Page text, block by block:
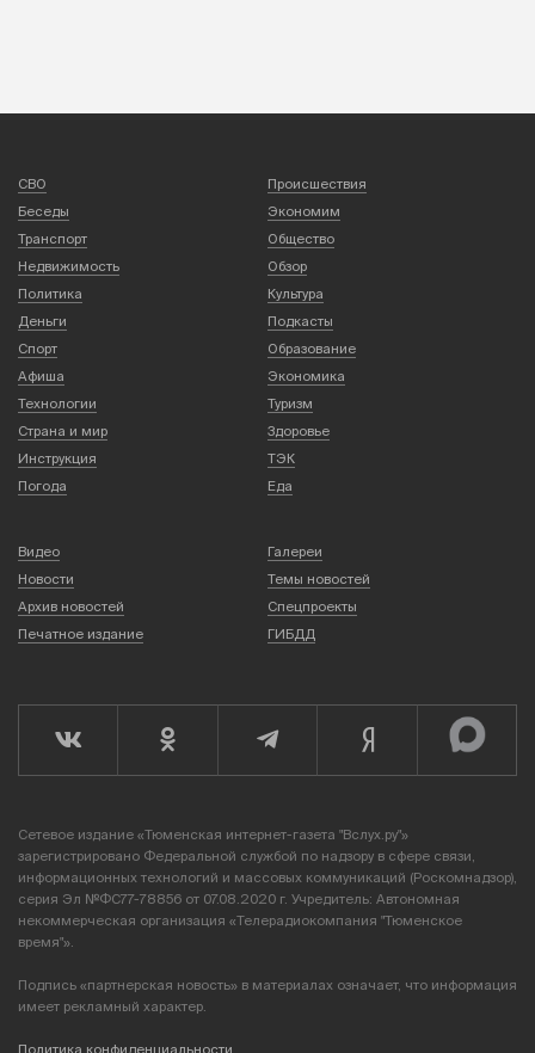
СВО
Происшествия
Беседы
Экономим
Транспорт
Общество
Недвижимость
Обзор
Политика
Культура
Деньги
Подкасты
Спорт
Образование
Афиша
Экономика
Технологии
Туризм
Страна и мир
Здоровье
Инструкция
ТЭК
Погода
Еда
Видео
Галереи
Новости
Темы новостей
Архив новостей
Спецпроекты
Печатное издание
ГИБДД
Сетевое издание «Тюменская интернет-газета "Вслух.ру"»
зарегистрировано Федеральной службой по надзору в сфере связи,
информационных технологий и массовых коммуникаций (Роскомнадзор),
серия Эл №ФС77-78856 от 07.08.2020 г. Учредитель: Автономная
некоммерческая организация «Телерадиокомпания "Тюменское
время"».
Подпись «партнерская новость» в материалах означает, что информация
имеет рекламный характер.
Политика конфиденциальности